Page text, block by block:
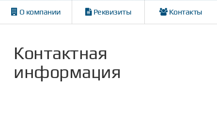
О компании Реквизиты Контакты
Контактная
информация